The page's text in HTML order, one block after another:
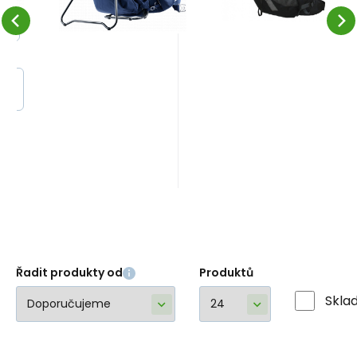
možností nastavení
Řadit produkty od Produktů